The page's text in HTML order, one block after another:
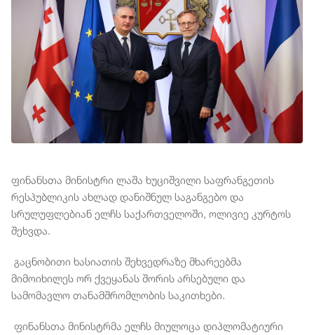
ფინანსთა მინისტრი ლაშა ხუციშვილი საფრანგეთის
რესპუბლიკის ახლად დანიშნულ საგანგებო და
სრულუფლებიან ელჩს საქართველოში, ოლივიე კურტოს
შეხვდა.
გაცნობითი ხასიათის შეხვედრაზე მხარეებმა
მიმოიხილეს ორ ქვეყანას შორის არსებული და
სამომავლო თანამშრომლობის საკითხები.
ფინანსთა მინისტრმა ელჩს მიულოცა დიპლომატიური